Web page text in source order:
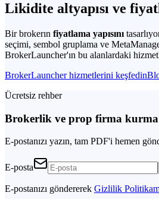
Likidite altyapısı ve
Bir brokerın fiyatlama yapısını
seçimi, sembol gruplama ve
BrokerLauncher'ın bu alanlardaki
BrokerLauncher hizmetlerini keşfedin
Ücretsiz rehber
Brokerlik ve prop firma
E-postanızı yazın, tam PDF'i hemen
E-posta
E-postanızı göndererek Gizlilik